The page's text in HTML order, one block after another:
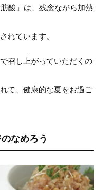
酸」は、残念ながら加熱
れています。
召し上がっていただくの
て、健康的な夏をお過ご
なめろう